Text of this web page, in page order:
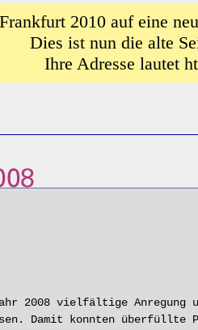
2010 auf eine
Dies ist nun die alte
Ihre Adresse lautet
2008 vielfältige Anregung
Damit konnten überfüllte